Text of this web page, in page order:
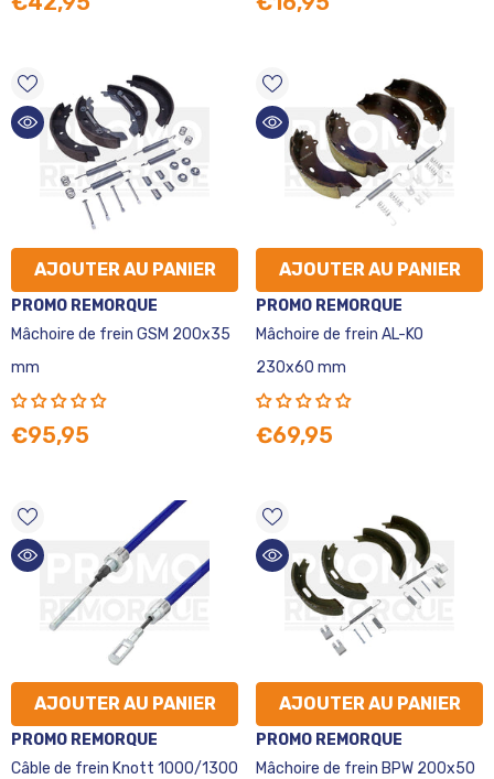
AJOUTER AU PANIER
VENDEUR
:
PROMO REMORQUE
Mâchoire de frein GSM 200x35
mm
€95,95
AJOUTER AU PANIER
VENDEUR
:
PROMO REMORQUE
Mâchoire de frein AL-KO
230x60 mm
€69,95
AJOUTER AU PANIER
VENDEUR
:
PROMO REMORQUE
Câble de frein Knott 1000/1300
AJOUTER AU PANIER
VENDEUR
:
PROMO REMORQUE
Mâchoire de frein BPW 200x50